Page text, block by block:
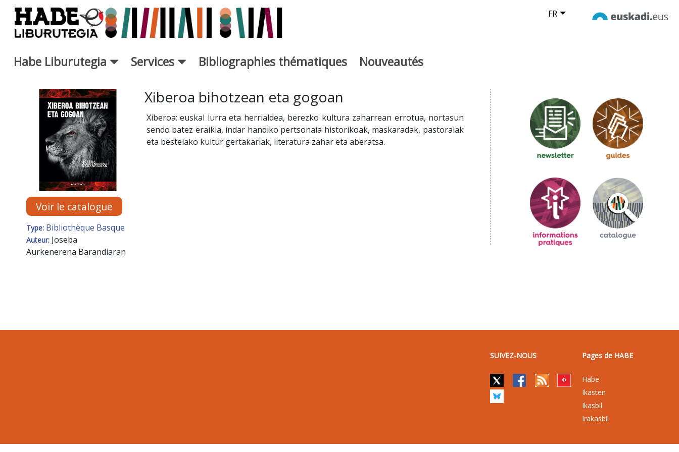
Saut au contenu principal FR
Habe Liburutegia Services Bibliographies thématiques Nouveautés
Fiche de Nouveaux Livres - Liburutegia
Voir le catalogue
Type: Bibliothèque Basque
Auteur: Joseba
Aurkenerena Barandiaran
Xiberoa bihotzean eta gogoan
Xiberoa: euskal lurra eta herrialdea, berezko kultura zaharrean errotua, nortasun
sendo batez eraikia, indar handiko pertsonaia historikoak, maskaradak, pastoralak
eta bestelako kultur gertakariak, literatura zahar eta aberatsa.
SUIVEZ-NOUS Pages de HABE
Habe
Ikasten
Ikasbil
Irakasbil